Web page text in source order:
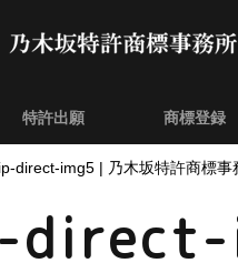
特許出願 商標登録
ip-direct-img5 | 乃木坂特許商標事
direct-